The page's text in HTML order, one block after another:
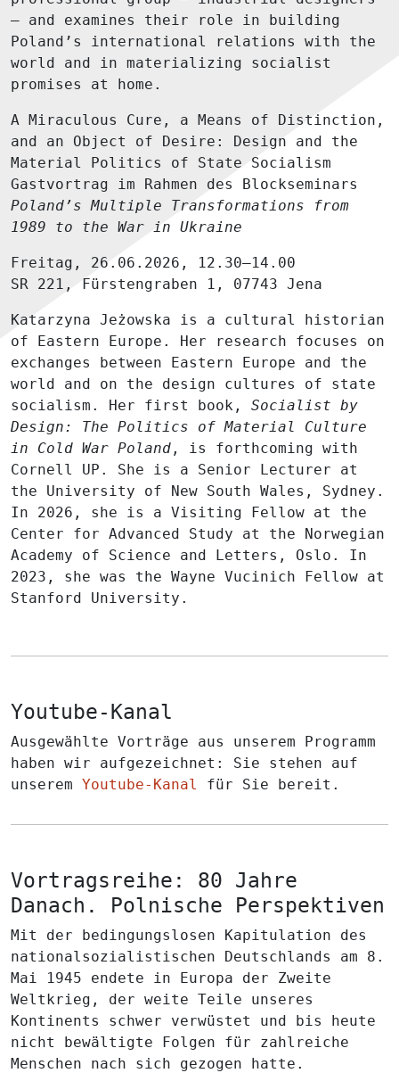
– and examines their role in building
Poland’s international relations with the
world and in materializing socialist
promises at home.
A Miraculous Cure, a Means of Distinction,
and an Object of Desire: Design and the
Material Politics of State Socialism
Gastvortrag im Rahmen des Blockseminars
Poland’s Multiple Transformations from
1989 to the War in Ukraine
Freitag, 26.06.2026, 12.30–14.00
SR 221, Fürstengraben 1, 07743 Jena
Katarzyna Jeżowska is a cultural historian
of Eastern Europe. Her research focuses on
exchanges between Eastern Europe and the
world and on the design cultures of state
socialism. Her first book, Socialist by
Design: The Politics of Material Culture
in Cold War Poland , is forthcoming with
Cornell UP. She is a Senior Lecturer at
the University of New South Wales, Sydney.
In 2026, she is a Visiting Fellow at the
Center for Advanced Study at the Norwegian
Academy of Science and Letters, Oslo. In
2023, she was the Wayne Vucinich Fellow at
Stanford University.
Youtube-Kanal
Ausgewählte Vorträge aus unserem Programm
haben wir aufgezeichnet: Sie stehen auf
unserem Youtube-Kanal für Sie bereit.
Vortragsreihe: 80 Jahre
Danach. Polnische Perspektiven
Mit der bedingungslosen Kapitulation des
nationalsozialistischen Deutschlands am 8.
Mai 1945 endete in Europa der Zweite
Weltkrieg, der weite Teile unseres
Kontinents schwer verwüstet und bis heute
nicht bewältigte Folgen für zahlreiche
Menschen nach sich gezogen hatte.